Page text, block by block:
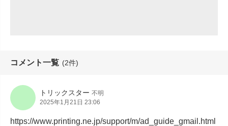
コメント一覧 (2件)
トリックスター 不明
2025年1月21日 23:06
https://www.printing.ne.jp/support/m/ad_guide_gmail.html